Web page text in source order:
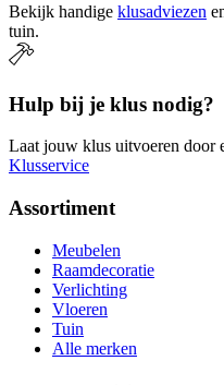
Bekijk handige klusadviezen
tuin.
Hulp bij je klus nodig?
Laat jouw klus uitvoeren door
Klusservice
Assortiment
Meubelen
Raamdecoratie
Verlichting
Vloeren
Tuin
Alle merken